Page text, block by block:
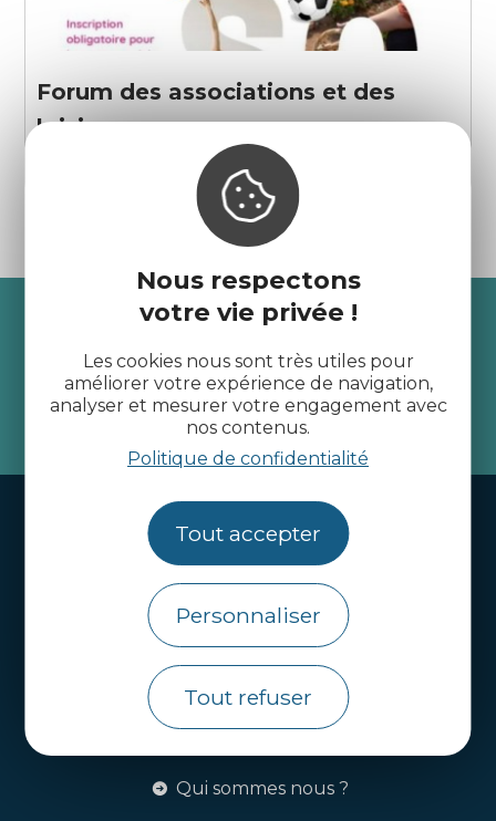
Nous respectons
votre vie privée !
Les cookies nous sont très utiles pour
améliorer votre expérience de navigation,
analyser et mesurer votre engagement avec
nos contenus.
Politique de confidentialité
Tout accepter
Personnaliser
Tout refuser
Forum des associations et des
loisirs
La Roche-Jaudy
Recevez l’actualité des
Côtes d’Armor
je m'abonne
Handi-tourisme
Infos pratiques
Côtes d’Armor Destination
Agence de Développement Touristique et
Qui sommes nous ?